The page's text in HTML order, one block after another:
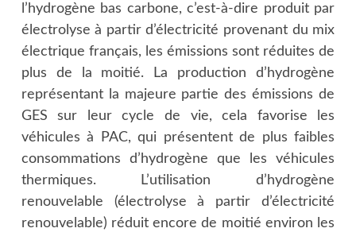
l’hydrogène bas carbone, c’est-à-dire produit par
électrolyse à partir d’électricité provenant du mix
électrique français, les émissions sont réduites de
plus de la moitié. La production d’hydrogène
représentant la majeure partie des émissions de
GES sur leur cycle de vie, cela favorise les
véhicules à PAC, qui présentent de plus faibles
consommations d’hydrogène que les véhicules
thermiques. L’utilisation d’hydrogène
renouvelable (électrolyse à partir d’électricité
renouvelable) réduit encore de moitié environ les